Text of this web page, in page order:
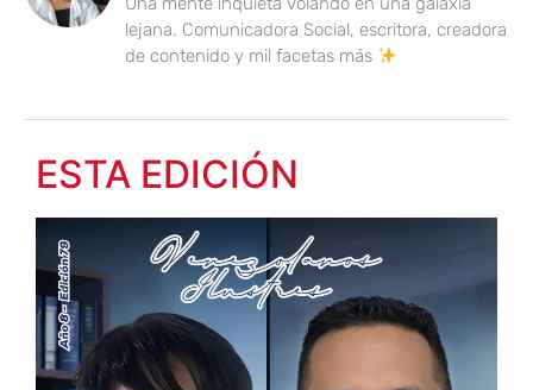
lejana. Comunicadora Social, escritora, creadora
de contenido y mil facetas más
ESTA EDICIÓN